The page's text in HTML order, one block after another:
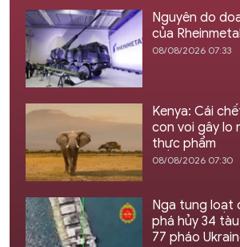
Nguyên do
của
08/08/2026 07:33
Kenya: Cái
con voi gây lo
thực phẩm
08/08/2026 07:30
Nga tung loạt
phá hủy 34
77 pháo